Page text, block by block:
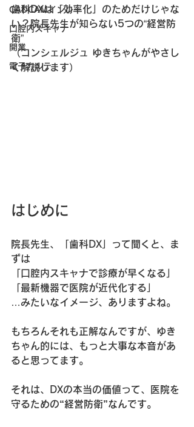
CADCAMインレー
口腔内スキャナ
開業
電子カルテ
歯科DXは「効率化」のためだけじゃな
い？院長先生が知らない5つの“経営防
衛”
（コンシェルジュ ゆきちゃんがやさし
く解説します）
はじめに
院長先生、「歯科DX」って聞くと、ま
ずは
「口腔内スキャナで診療が早くなる」
「最新機器で医院が近代化する」
…みたいなイメージ、ありますよね。
もちろんそれも正解なんですが、ゆき
ちゃん的には、もっと大事な本音があ
ると思ってます。
それは、DXの本当の価値って、
医院を
守るための“経営防衛”なんです。